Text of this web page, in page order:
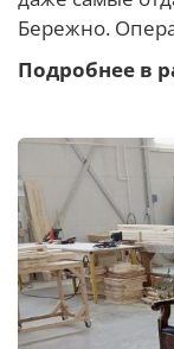
Бережно.
Подробнее в